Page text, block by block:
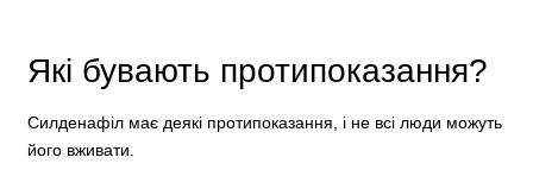
Які бувають протипоказання?
Силденафіл має деякі протипоказання, і не всі люди можуть
його вживати.